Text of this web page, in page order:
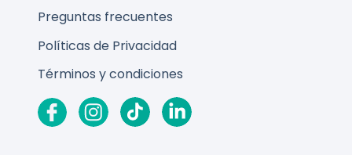
Preguntas frecuentes
Políticas de Privacidad
Términos y condiciones